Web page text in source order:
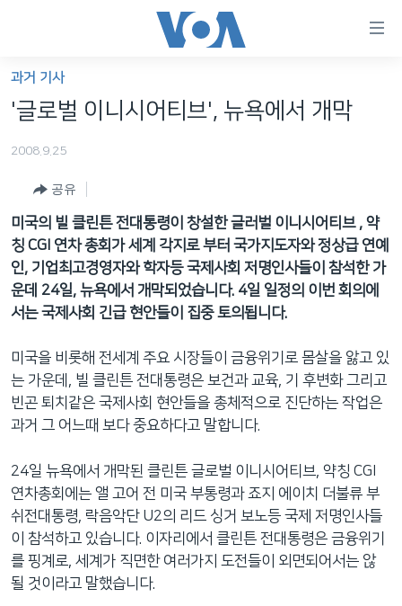
가
능
인
콘
텐
동
인
네
게
이
VOD
라디오
프로그램
주파수 안내
FOLLOW US
과거 기사
'글로벌 이니시어티브', 뉴욕에서 개막
2008.9.25
공유
미국의 빌 클린튼 전대통령이 창설한 글러벌 이니시어티브 , 약
칭 CGI 연차 총회가 세계 각지로 부터 국가지도자와 정상급 연예
인, 기업최고경영자와 학자등 국제사회 저명인사들이 참석한 가
운데 24일, 뉴욕에서 개막되었습니다. 4일 일정의 이번 회의에
서는 국제사회 긴급 현안들이 집중 토의됩니다.
미국을 비롯해 전세계 주요 시장들이 금융위기로 몸살을 앓고 있
는 가운데, 빌 클린튼 전대통령은 보건과 교육, 기 후변화 그리고
빈곤 퇴치같은 국제사회 현안들을 총체적으로 진단하는 작업은
과거 그 어느때 보다 중요하다고 말합니다.
24일 뉴욕에서 개막된 클린튼 글로벌 이니시어티브, 약칭 CGI
연차총회에는 앨 고어 전 미국 부통령과 죠지 에이치 더불류 부
쉬전대통령, 락음악단 U2의 리드 싱거 보노등 국제 저명인사들
이 참석하고 있습니다. 이자리에서 클린튼 전대통령은 금융위기
를 핑계로, 세계가 직면한 여러가지 도전들이 외면되어서는 않
될 것이라고 말했습니다.